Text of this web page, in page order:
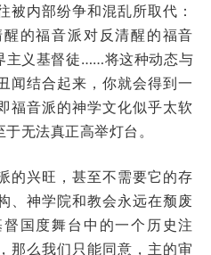
被内部纷争和混乱所取代：
的福音派对反清醒的福音
主义基督徒……将这种动态与
闻结合起来，你就会得到一
福音派的神学文化似乎太软
无法真正高举灯台。
的兴旺，甚至不需要它的存
、神学院和教会永远在颓废
国度舞台中的一个历史注
那么我们只能同意，主的审